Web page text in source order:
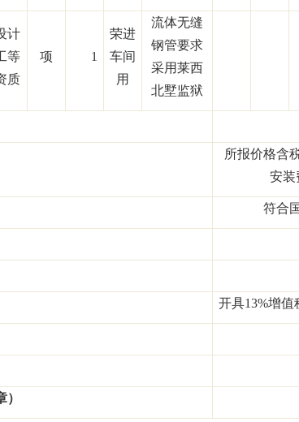
计
等
质
项 1
荣进
车间
用
流体无缝
钢管要求
采用莱西
北墅监狱
所报价格含
安装
符合
开具13%增值